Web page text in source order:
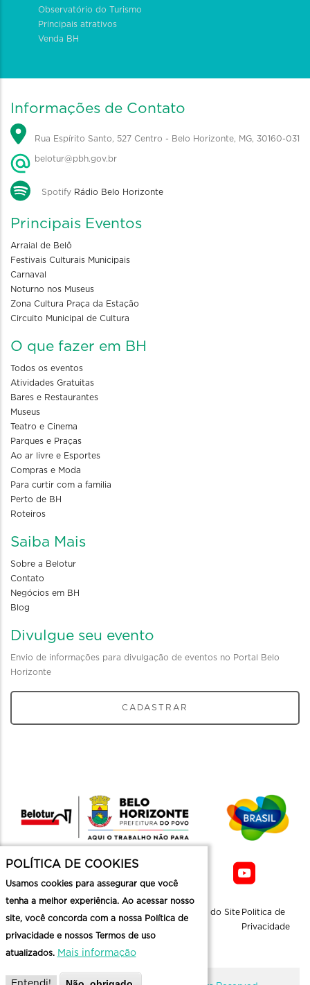
Observatório do Turismo
Principais atrativos
Venda BH
Informações de Contato
Rua Espírito Santo, 527 Centro - Belo Horizonte, MG, 30160-031
belotur@pbh.gov.br
Spotify Rádio Belo Horizonte
Principais Eventos
Arraial de Belô
Festivais Culturais Municipais
Carnaval
Noturno nos Museus
Zona Cultura Praça da Estação
Circuito Municipal de Cultura
O que fazer em BH
Todos os eventos
Atividades Gratuitas
Bares e Restaurantes
Museus
Teatro e Cinema
Parques e Praças
Ao ar livre e Esportes
Compras e Moda
Para curtir com a familia
Perto de BH
Roteiros
Saiba Mais
Sobre a Belotur
Contato
Negócios em BH
Blog
Divulgue seu evento
Envio de informações para divulgação de eventos no Portal Belo
Horizonte
CADASTRAR
Mapa do Site Politica de
Privacidade
POLÍTICA DE COOKIES
Usamos cookies para assegurar que você
tenha a melhor experiência. Ao acessar nosso
site, você concorda com a nossa Política de
privacidade e nossos Termos de uso
atualizados. Mais informação